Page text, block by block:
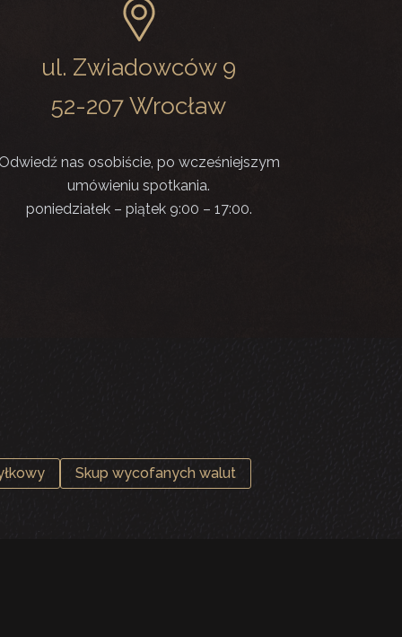
ul. Zwiadowców 9
52-207 Wrocław
nas osobiście, po wcześniejszym
umówieniu spotkania.
poniedziałek – piątek 9:00 – 17:00.
Skup wycofanych walut